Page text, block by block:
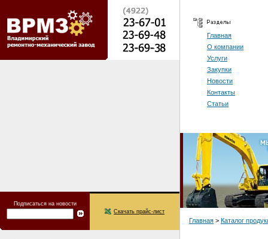
Подписаться на новости
Скачать прайс-лист
Главная
О компании
Услуги
Закупки
Новости
Контакты
Статьи
Главная > Каталог